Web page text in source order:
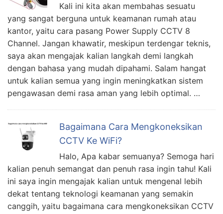
Kali ini kita akan membahas sesuatu
yang sangat berguna untuk keamanan rumah atau
kantor, yaitu cara pasang Power Supply CCTV 8
Channel. Jangan khawatir, meskipun terdengar teknis,
saya akan mengajak kalian langkah demi langkah
dengan bahasa yang mudah dipahami. Salam hangat
untuk kalian semua yang ingin meningkatkan sistem
pengawasan demi rasa aman yang lebih optimal. …
Bagaimana Cara Mengkoneksikan
CCTV Ke WiFi?
Halo, Apa kabar semuanya? Semoga hari
kalian penuh semangat dan penuh rasa ingin tahu! Kali
ini saya ingin mengajak kalian untuk mengenal lebih
dekat tentang teknologi keamanan yang semakin
canggih, yaitu bagaimana cara mengkoneksikan CCTV